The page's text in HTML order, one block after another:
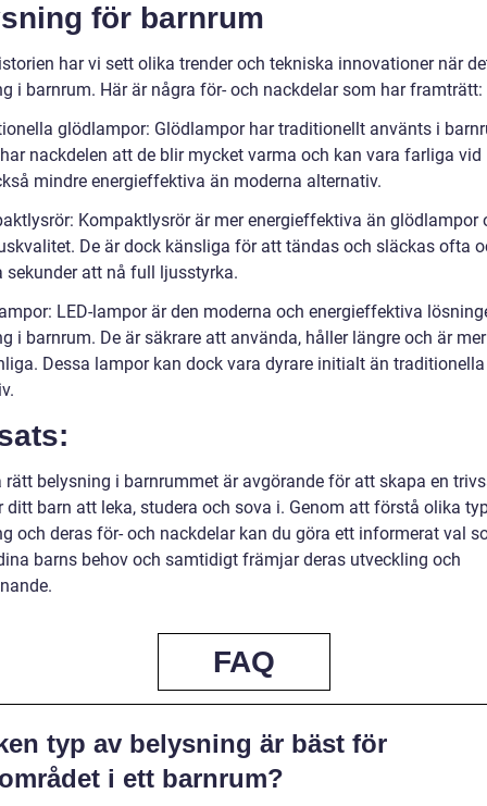
för barnrum
har vi sett olika trender och tekniska innovationer när
i barnrum. Här är några för- och nackdelar som har framträtt:
glödlampor: Glödlampor har traditionellt använts i
nackdelen att de blir mycket varma och kan vara farliga
mindre energieffektiva än moderna alternativ.
Kompaktlysrör är mer energieffektiva än glödlampor
De är dock känsliga för att tändas och släckas ofta
sekunder att nå full ljusstyrka.
LED-lampor är den moderna och energieffektiva
i barnrum. De är säkrare att använda, håller längre och är mer
Dessa lampor kan dock vara dyrare initialt än traditionella
rätt belysning i barnrummet är avgörande för att skapa en
ditt barn att leka, studera och sova i. Genom att förstå olika
och deras för- och nackdelar kan du göra ett informerat val
barns behov och samtidigt främjar deras utveckling och
FAQ
typ av belysning är bäst för
i ett barnrum?